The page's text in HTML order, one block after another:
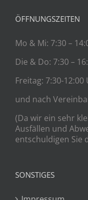
ÖFFNUNGSZEITEN
Mo & Mi: 7:30 –
Die & Do: 7:30 –
Freitag: 7:30-12:00
und nach
(Da wir ein sehr
Ausfällen und
entschuldigen Sie
SONSTIGES